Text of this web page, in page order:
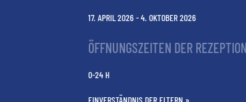
17. APRIL 2026 - 4. OKTOBER 2026
ÖFFNUNGSZEITEN DER REZEPTION
0-24 H